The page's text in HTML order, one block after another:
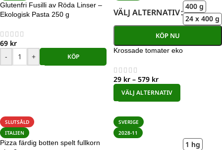
Glutenfri Fusilli av Röda Linser –
Ekologisk Pasta 250 g
69 kr
-
+ KÖP
VÄLJ ALTERNATIV
400 g
24 x 400 g
KÖP NU
Krossade tomater eko
29 kr – 579 kr
VÄLJ ALTERNATIV
SLUTSÅLD
ITALIEN
Pizza färdig botten spelt fullkorn
SVERIGE
2028-11
1 hg